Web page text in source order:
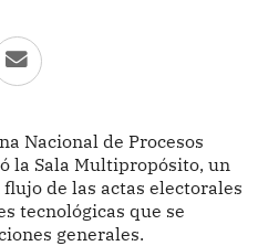
Nacional de Procesos
la Sala Multipropósito, un
de las actas electorales
tecnológicas que se
generales.